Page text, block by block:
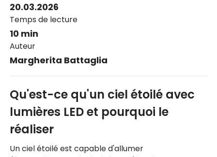
20.03.2026
Temps de lecture
10 min
Auteur
Margherita Battaglia
Qu'est-ce qu'un ciel étoilé avec
lumières LED et pourquoi le
réaliser
Un ciel étoilé est capable d'allumer